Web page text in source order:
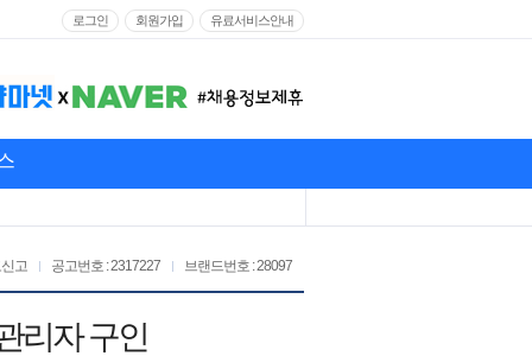
로그인 회원가입 유료서비스안내
브랜드번호 : 28097
공고번호 : 2317227
고
리자 구인